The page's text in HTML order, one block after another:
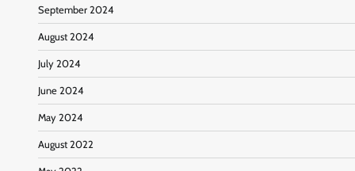
September 2024
August 2024
July 2024
June 2024
May 2024
August 2022